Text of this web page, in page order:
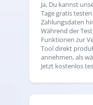
Ja, Du kannst
Tage gratis
Zahlungsdaten
Während der
Funktionen zur
Tool direkt
annehmen, als
Jetzt kostenlos